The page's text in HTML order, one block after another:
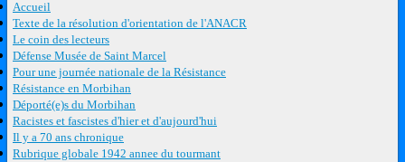
Accueil
Texte de la résolution d'orientation de l'ANACR
Le coin des lecteurs
Défense Musée de Saint Marcel
Pour une journée nationale de la Résistance
Résistance en Morbihan
Déporté(e)s du Morbihan
Racistes et fascistes d'hier et d'aujourd'hui
Il y a 70 ans chronique
Rubrique globale 1942 annee du tourmant